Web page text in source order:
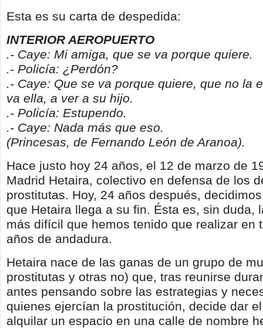
Esta es su carta de despedida:
INTERIOR AEROPUERTO
.- Caye: Mi amiga, que se va porque quiere.
.- Policía: ¿Perdón?
.- Caye: Que se va porque quiere, que no la
va ella, a ver a su hijo.
.- Policía: Estupendo.
.- Caye: Nada más que eso.
(Princesas, de Fernando León de Aranoa).
Hace justo hoy 24 años, el 12 de marzo de
Madrid Hetaira, colectivo en defensa de los
prostitutas. Hoy, 24 años después,
que Hetaira llega a su fin. Ésta es, sin duda,
más difícil que hemos tenido que realizar en
años de andadura.
Hetaira nace de las ganas de un grupo de
prostitutas y otras no) que, tras reunirse
antes pensando sobre las estrategias y
quienes ejercían la prostitución, decide dar
alquilar un espacio en una calle de nombre